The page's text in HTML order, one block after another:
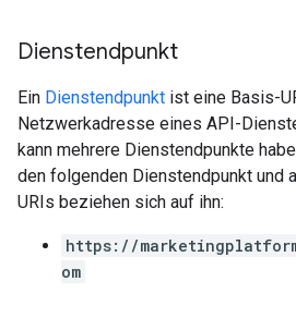
Dienstendpunkt
Ein Dienstendpunkt ist eine Basis-
Netzwerkadresse eines API-
kann mehrere Dienstendpunkte
den folgenden Dienstendpunkt und
URIs beziehen sich auf ihn:
https://
om